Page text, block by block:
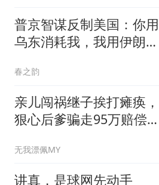
普京智谋反制美国：你用
乌东消耗我，我用伊朗消
春之韵
亲儿闯祸继子挨打瘫痪，
狠心后爹骗走95万赔偿金
无我漂佩MY
讲真，是球网先动手